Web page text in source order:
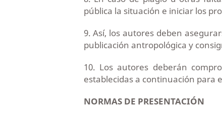
pública la situación e iniciar los
9. Así, los autores deben
publicación antropológica y
10. Los autores deberán
establecidas a continuación para
NORMAS DE PRESENTACIÓN